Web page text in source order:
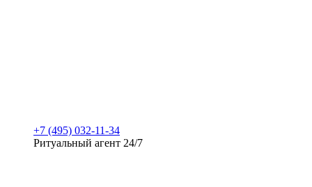
+7 (495) 032-11-34
Ритуальный агент 24/7